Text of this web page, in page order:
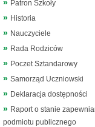
Patron Szkoły
Historia
Nauczyciele
Rada Rodziców
Poczet Sztandarowy
Samorząd Uczniowski
Deklaracja dostępności
Raport o stanie
podmiotu publicznego